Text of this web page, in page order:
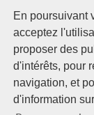
En poursuivant
acceptez
proposer des
d'intérêts, pour
navigation, et
d'information
+225 07
NEWSLETTER
Restez